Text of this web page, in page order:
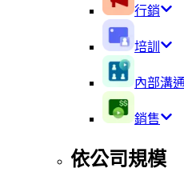
行銷
培訓
內部溝通
銷售
依公司規模